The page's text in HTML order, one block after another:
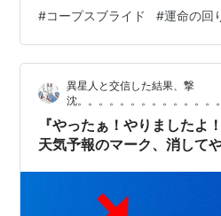
或いはヴィクトリアの性格が悪
船でエミリーと死者婚まっしぐ
だから、どうするんだこれ？？
アがかわいそうだけどエミリー
るのはストーリー的になしだよ
いま…
#コープスブライド #運命の回
異星人と交信した結果、撃
沈。。。。。。。。。。。。。
『やったぁ！やりましたよ
天気予報のマーク、消して